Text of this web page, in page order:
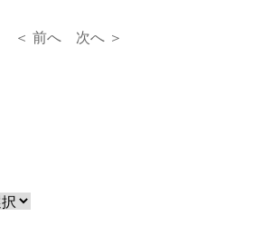
＜ 前へ 次へ ＞